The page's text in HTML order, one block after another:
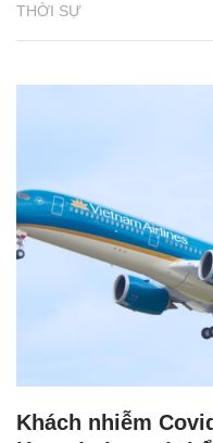
THỜI SỰ
Khách nhiễm